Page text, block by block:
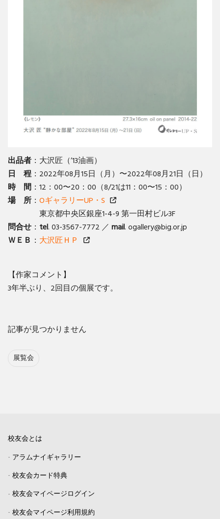
出品者 ：大沢匠（’13油画）
日 程：2022年08月15日（月）〜2022年08月21日（日）
時 間 ：12：00〜20：00（8/21は11：00〜15：00）
場 所 ： OギャラリーUP・S
東京都中央区銀座1-4-9 第一田村ビル3F
問合せ ： tel. 03-3567-7772 ／ mail. ogallery@big.or.jp
ＷＥＢ ： 大沢匠ＨＰ
【作家コメント】
3年半ぶり、2回目の個展です。
記事が見つかりません
展覧会
校友会とは
- アラムナイギャラリー
- 校友会カード特典
- 校友会マイページログイン
- 校友会マイページ利用規約